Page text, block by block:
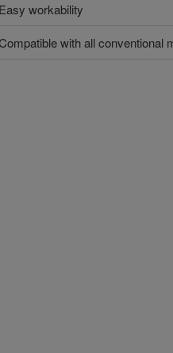
Easy workability
with all conventional